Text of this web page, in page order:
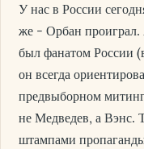
У нас в России
же - Орбан проиграл.
был фанатом России
он всегда
предвыборном
не Медведев, а Вэнс.
штампами